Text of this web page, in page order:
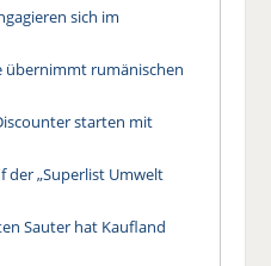
sich im
übernimmt rumänischen
starten mit
der „Superlist Umwelt
Sauter hat Kaufland